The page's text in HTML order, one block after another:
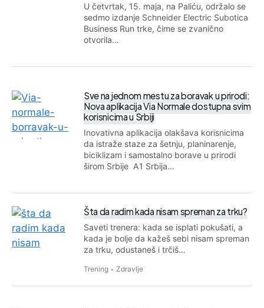
U četvrtak, 15. maja, na Paliću, održalo se
sedmo izdanje Schneider Electric Subotica
Business Run trke, čime se zvanično
otvorila…
Sve na jednom mestu za boravak u prirodi:
Nova aplikacija Via Normale dostupna svim
korisnicima u Srbiji
Inovativna aplikacija olakšava korisnicima
da istraže staze za šetnju, planinarenje,
biciklizam i samostalno borave u prirodi
širom Srbije A1 Srbija…
Šta da radim kada nisam spreman za trku?
Saveti trenera: kada se isplati pokušati, a
kada je bolje da kažeš sebi nisam spreman
za trku, odustaneš i trčiš…
Trening Zdravlje